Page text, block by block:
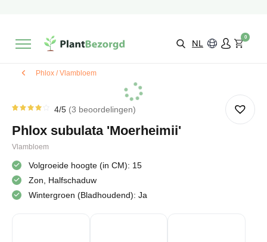
Kies zelf je
bezorgmoment & locatie NL
0
Phlox / Vlambloem
op 5
gebaseerd
klantbeoordelingen
4/5 3 beoordelingen
Phlox subulata 'Moerheimii'
Vlambloem
Volgroeide hoogte (in CM): 15
Zon, Halfschaduw
Wintergroen (Bladhoudend): Ja